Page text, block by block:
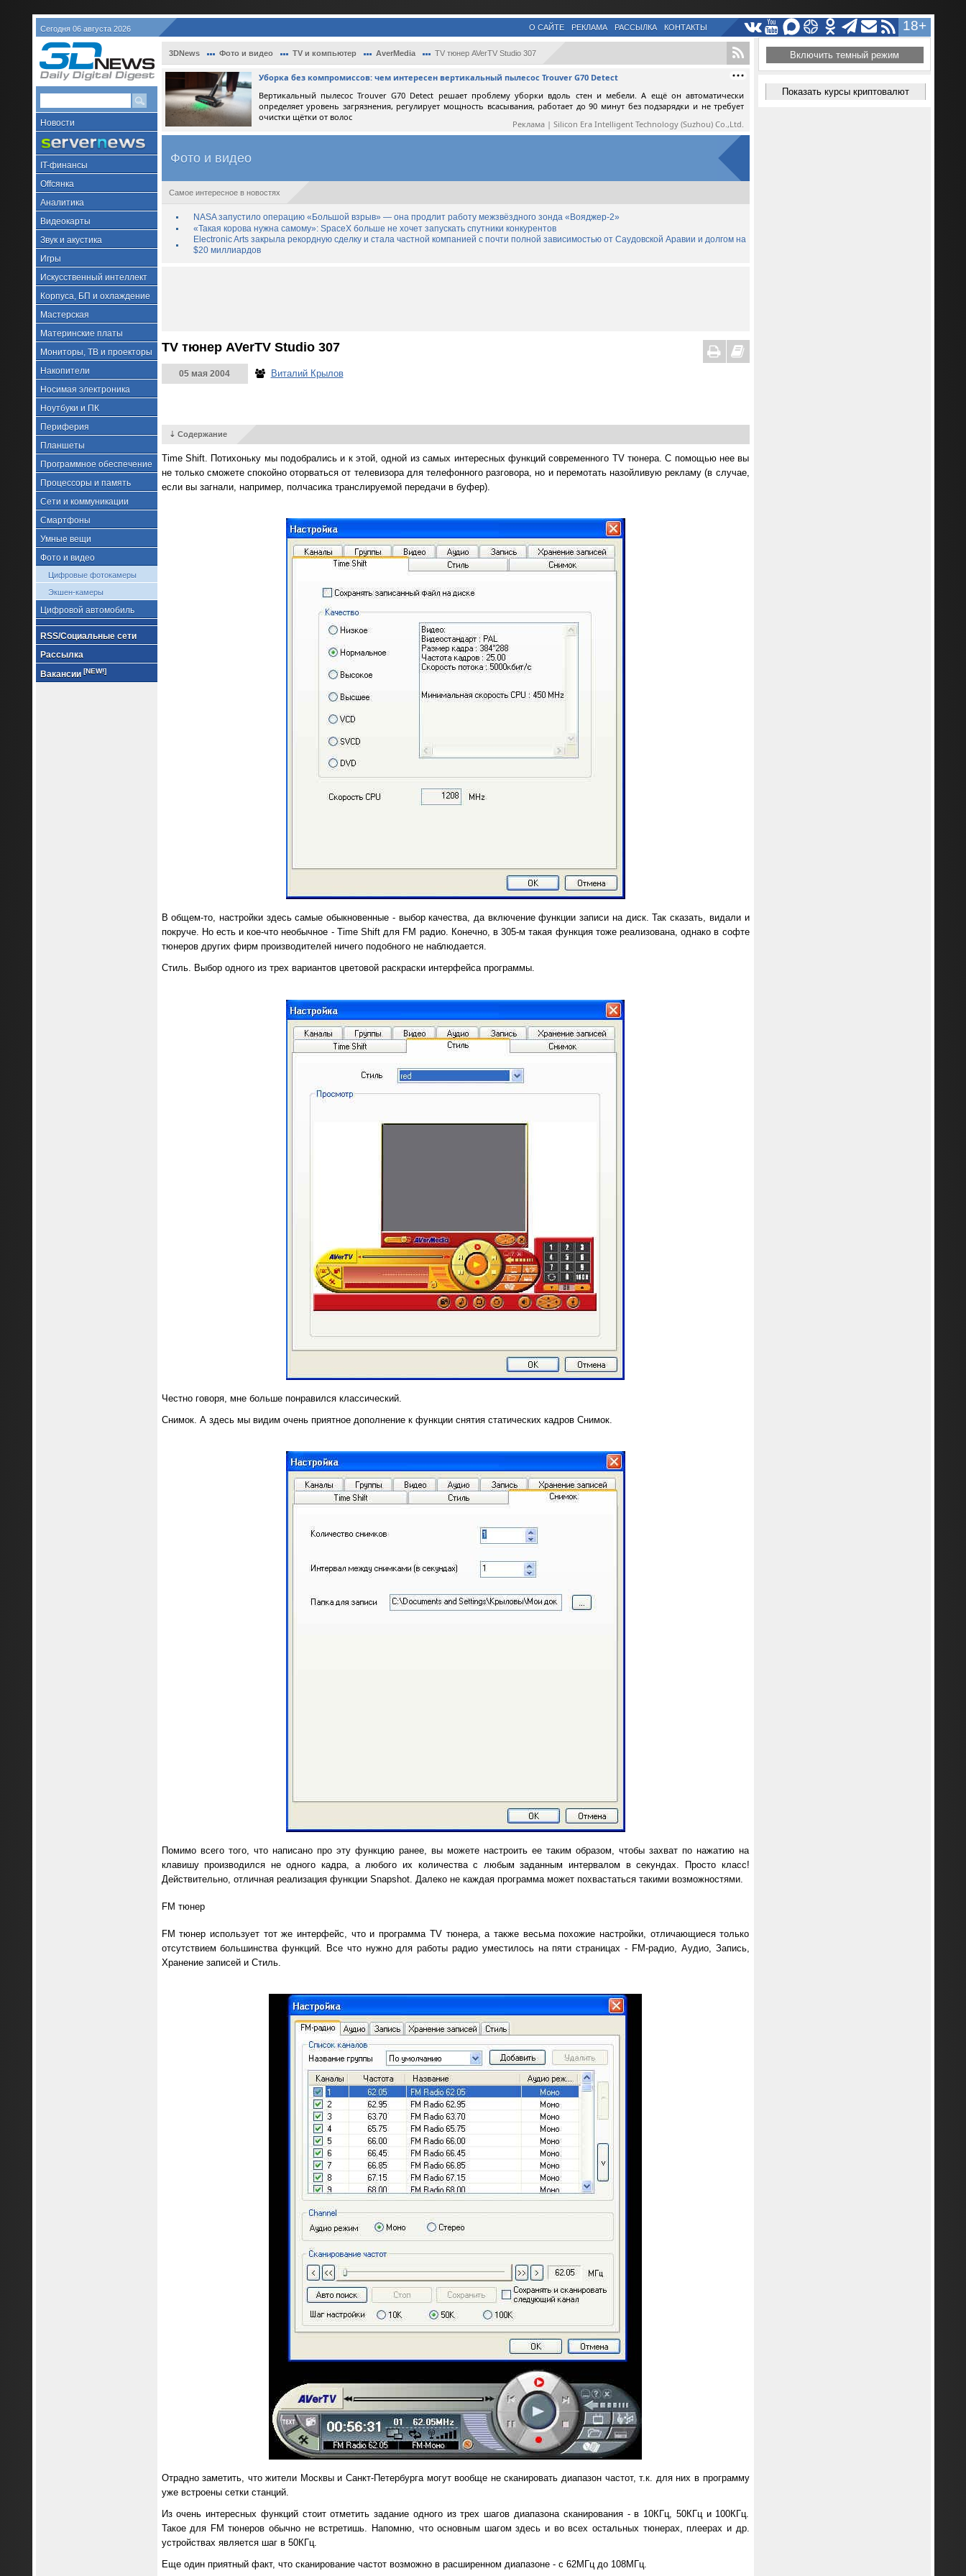
Сегодня 06 августа 2026 18+
О САЙТЕ РЕКЛАМА РАССЫЛКА КОНТАКТЫ
Новости
IT-финансы
Offсянка
Аналитика
Видеокарты
Звук и акустика
Игры
Искусственный интеллект
Корпуса, БП и охлаждение
Мастерская
Материнские платы
Мониторы, ТВ и проекторы
Накопители
Носимая электроника
Ноутбуки и ПК
Периферия
Планшеты
Программное обеспечение
Процессоры и память
Сети и коммуникации
Смартфоны
Умные вещи
Фото и видео
Цифровые фотокамеры
Экшен-камеры
Цифровой автомобиль
RSS/Социальные сети
Рассылка
Вакансии [NEW!]
3DNews Фото и видео TV и компьютер AverMedia TV тюнер AVerTV Studio 307
Уборка без компромиссов: чем интересен вертикальный пылесос Trouver G70 Detect
Вертикальный пылесос Trouver G70 Detect решает проблему уборки вдоль стен и мебели. А ещё он автоматически
определяет уровень загрязнения, регулирует мощность всасывания, работает до 90 минут без подзарядки и не требует
очистки щётки от волос
Реклама | Silicon Era Intelligent Technology (Suzhou) Co.,Ltd.
Фото и видео
Самое интересное в новостях
NASA запустило операцию «Большой взрыв» — она продлит работу межзвёздного зонда «Вояджер-2»
«Такая корова нужна самому»: SpaceX больше не хочет запускать спутники конкурентов
Electronic Arts закрыла рекордную сделку и стала частной компанией с почти полной зависимостью от Саудовской Аравии и долгом на
$20 миллиардов
TV тюнер AVerTV Studio 307
05 мая 2004 Виталий Крылов
⇣ Содержание
Time Shift. Потихоньку мы подобрались и к этой, одной из самых интересных функций современного TV тюнера. С помощью нее вы
не только сможете спокойно оторваться от телевизора для телефонного разговора, но и перемотать назойливую рекламу (в случае,
если вы загнали, например, полчасика транслируемой передачи в буфер).
В общем-то, настройки здесь самые обыкновенные - выбор качества, да включение функции записи на диск. Так сказать, видали и
покруче. Но есть и кое-что необычное - Time Shift для FM радио. Конечно, в 305-м такая функция тоже реализована, однако в софте
тюнеров других фирм производителей ничего подобного не наблюдается.
Стиль. Выбор одного из трех вариантов цветовой раскраски интерфейса программы.
Честно говоря, мне больше понравился классический.
Снимок. А здесь мы видим очень приятное дополнение к функции снятия статических кадров Снимок.
Помимо всего того, что написано про эту функцию ранее, вы можете настроить ее таким образом, чтобы захват по нажатию на
клавишу производился не одного кадра, а любого их количества с любым заданным интервалом в секундах. Просто класс!
Действительно, отличная реализация функции Snapshot. Далеко не каждая программа может похвастаться такими возможностями.
FM тюнер
FM тюнер использует тот же интерфейс, что и программа TV тюнера, а также весьма похожие настройки, отличающиеся только
отсутствием большинства функций. Все что нужно для работы радио уместилось на пяти страницах - FM-радио, Аудио, Запись,
Хранение записей и Стиль.
Отрадно заметить, что жители Москвы и Санкт-Петербурга могут вообще не сканировать диапазон частот, т.к. для них в программу
уже встроены сетки станций.
Из очень интересных функций стоит отметить задание одного из трех шагов диапазона сканирования - в 10КГц, 50КГц и 100КГц.
Такое для FM тюнеров обычно не встретишь. Напомню, что основным шагом здесь и во всех остальных тюнерах, плеерах и др.
устройствах является шаг в 50КГц.
Еще один приятный факт, что сканирование частот возможно в расширенном диапазоне - с 62МГц до 108МГц.
Включить темный режим
Показать курсы криптовалют